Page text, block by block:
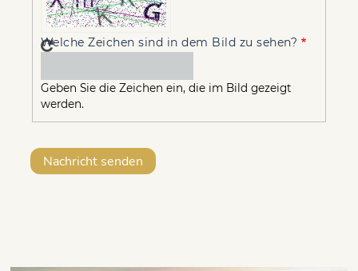
Welche Zeichen sind in dem Bild zu sehen?
Geben Sie die Zeichen ein, die im Bild gezeigt
werden.
Nachricht senden